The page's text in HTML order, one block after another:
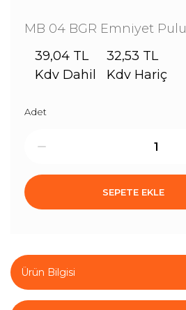
MB 04 BGR Emniyet Pulu
39,04 TL
Kdv Dahil
32,53 TL
Kdv Hariç
Adet
SEPETE EKLE
Ürün Bilgisi